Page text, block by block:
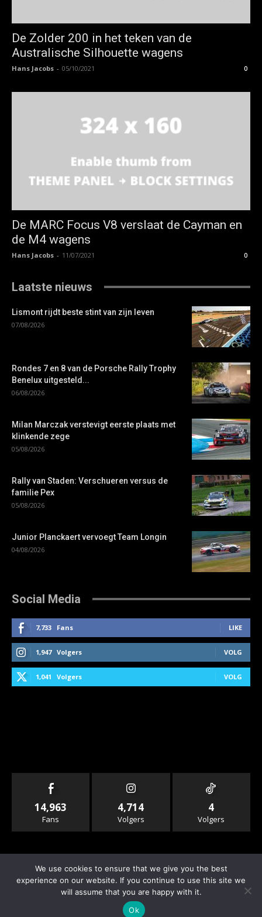
De Zolder 200 in het teken van de
Australische Silhouette wagens
Hans Jacobs - 05/10/2021 0
De MARC Focus V8 verslaat de Cayman en
de M4 wagens
Hans Jacobs - 11/07/2021 0
Laatste nieuws
Lismont rijdt beste stint van zijn leven
07/08/2026
Rondes 7 en 8 van de Porsche Rally Trophy
Benelux uitgesteld...
06/08/2026
Milan Marczak verstevigt eerste plaats met
klinkende zege
05/08/2026
Rally van Staden: Verschueren versus de
familie Pex
05/08/2026
Junior Planckaert vervoegt Team Longin
04/08/2026
Social Media
7,733 Fans LIKE
1,947 Volgers VOLG
1,041 Volgers VOLG
14,963
Fans
4,714
Volgers
4
Volgers
We use cookies to ensure that we give you the best
experience on our website. If you continue to use this site we
will assume that you are happy with it.
Ok